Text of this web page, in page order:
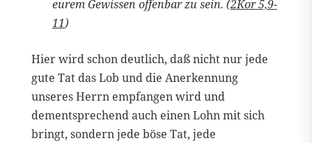
eurem Gewissen offenbar zu sein. (2Kor 5,9-
11)
Hier wird schon deutlich, daß nicht nur jede
gute Tat das Lob und die Anerkennung
unseres Herrn empfangen wird und
dementsprechend auch einen Lohn mit sich
bringt, sondern jede böse Tat, jede